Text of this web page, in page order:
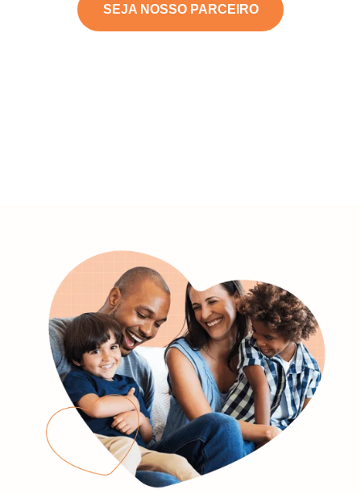
SEJA NOSSO PARCEIRO